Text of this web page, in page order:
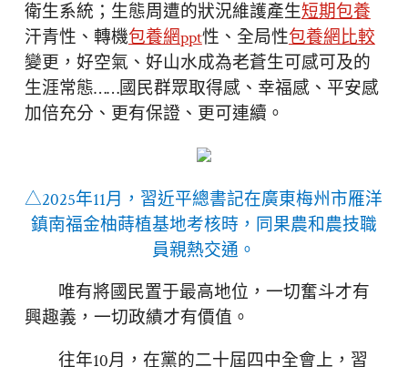
衛生系統；生態周遭的狀況維護產生短期包養
汗青性、轉機包養網ppt性、全局性包養網比較
變更，好空氣、好山水成為老蒼生可感可及的
生涯常態……國民群眾取得感、幸福感、平安感
加倍充分、更有保證、更可連續。
△2025年11月，習近平總書記在廣東梅州市雁洋
鎮南福金柚蒔植基地考核時，同果農和農技職
員親熱交通。
唯有將國民置于最高地位，一切奮斗才有
興趣義，一切政績才有價值。
往年10月，在黨的二十屆四中全會上，習